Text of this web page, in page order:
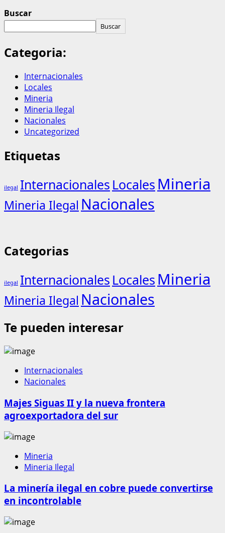
Buscar
Buscar
Categoria:
Internacionales
Locales
Mineria
Mineria Ilegal
Nacionales
Uncategorized
Etiquetas
ilegal Internacionales Locales Mineria
Mineria Ilegal Nacionales
Categorias
ilegal Internacionales Locales Mineria
Mineria Ilegal Nacionales
Te pueden interesar
Internacionales
Nacionales
Majes Siguas II y la nueva frontera
agroexportadora del sur
Mineria
Mineria Ilegal
La minería ilegal en cobre puede convertirse
en incontrolable